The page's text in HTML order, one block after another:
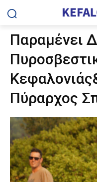
Παραμένει
Πύραρχος